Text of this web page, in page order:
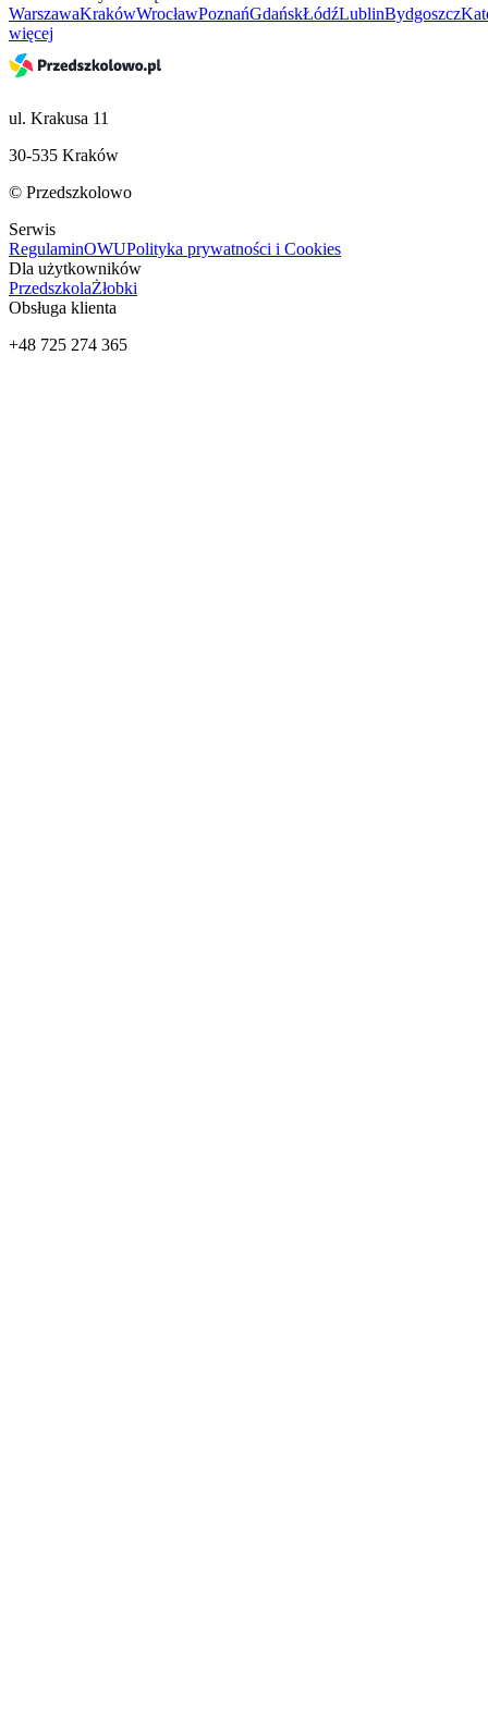
WarszawaKrakówWrocławPoznańGdańskŁódźLublinBydgoszcz
więcej
ul. Krakusa 11
30-535 Kraków
© Przedszkolowo
Serwis
RegulaminOWUPolityka prywatności i Cookies
Dla użytkowników
PrzedszkolaŻłobki
Obsługa klienta
+48 725 274 365